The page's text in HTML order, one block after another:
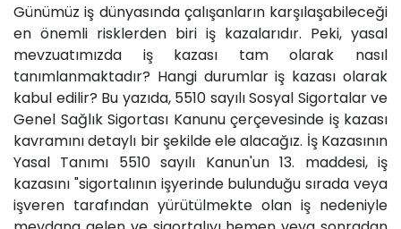
Günümüz iş dünyasında çalışanların karşılaşabileceği
en önemli risklerden biri iş kazalarıdır. Peki, yasal
mevzuatımızda iş kazası tam olarak nasıl
tanımlanmaktadır? Hangi durumlar iş kazası olarak
kabul edilir? Bu yazıda, 5510 sayılı Sosyal Sigortalar ve
Genel Sağlık Sigortası Kanunu çerçevesinde iş kazası
kavramını detaylı bir şekilde ele alacağız. İş Kazasının
Yasal Tanımı 5510 sayılı Kanun'un 13. maddesi, iş
kazasını "sigortalının işyerinde bulunduğu sırada veya
işveren tarafından yürütülmekte olan iş nedeniyle